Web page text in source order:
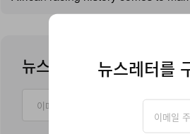
뉴스레터를 구독해 최신
뉴스레터를